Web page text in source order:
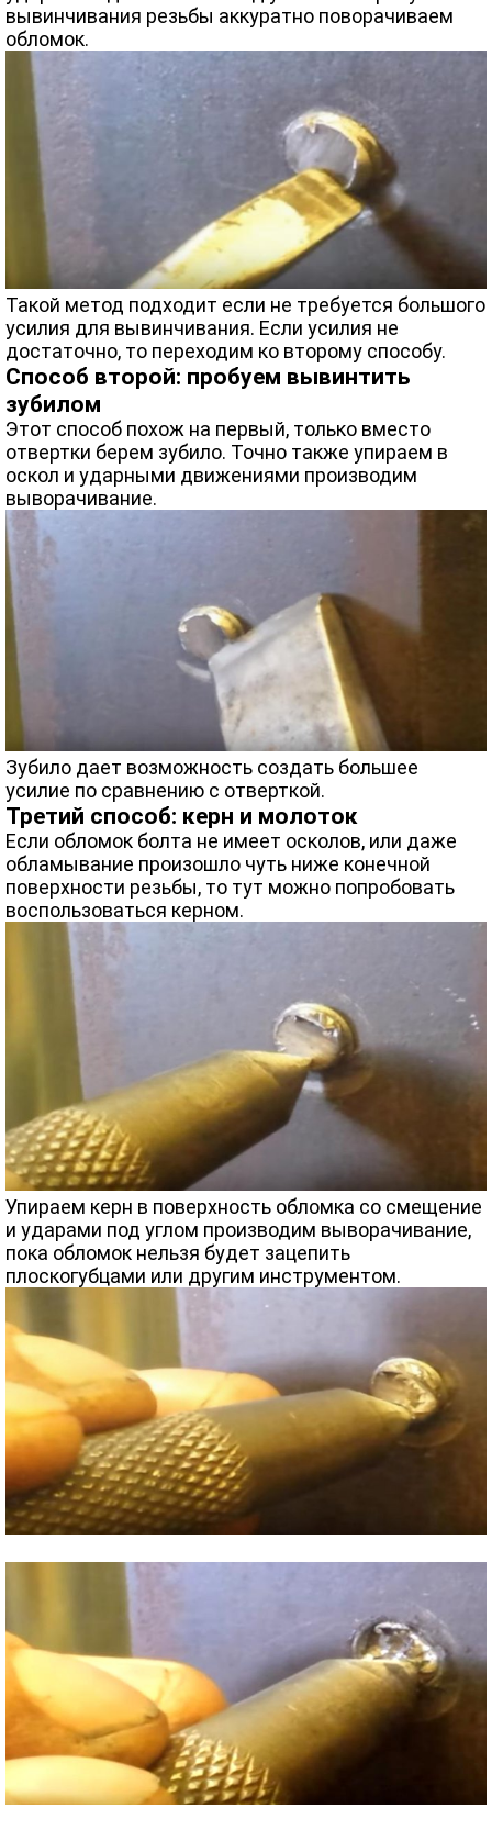
вывинчивания резьбы аккуратно поворачиваем
обломок.
Такой метод подходит если не требуется большого
усилия для вывинчивания. Если усилия не
достаточно, то переходим ко второму способу.
Способ второй: пробуем вывинтить
зубилом
Этот способ похож на первый, только вместо
отвертки берем зубило. Точно также упираем в
оскол и ударными движениями производим
выворачивание.
Зубило дает возможность создать большее
усилие по сравнению с отверткой.
Третий способ: керн и молоток
Если обломок болта не имеет осколов, или даже
обламывание произошло чуть ниже конечной
поверхности резьбы, то тут можно попробовать
воспользоваться керном.
Упираем керн в поверхность обломка со смещение
и ударами под углом производим выворачивание,
пока обломок нельзя будет зацепить
плоскогубцами или другим инструментом.